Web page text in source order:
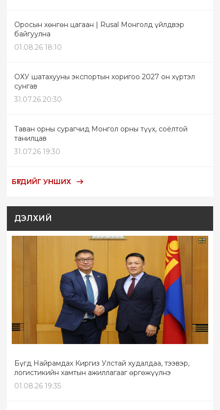
Оросын хөнгөн цагаан | Rusal Монголд үйлдвэр
байгуулна
01.08.26 18:10
ОХУ шатахууны экспортын хоригоо 2027 он хүртэл
сунгав
31.07.26 20:30
Таван орны сурагчид Монгол орны түүх, соёлтой
танилцав
31.07.26 19:30
БҮГДИЙГ УНШИХ
ДЭЛХИЙ
Бүгд Найрамдах Киргиз Улстай худалдаа, тээвэр,
логистикийн хамтын ажиллагааг өргөжүүлнэ
01.08.26 19:35